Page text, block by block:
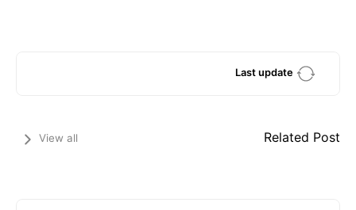
Last update
Related Post
View all